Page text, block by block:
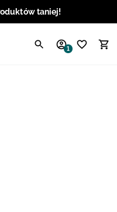
taniej!
1